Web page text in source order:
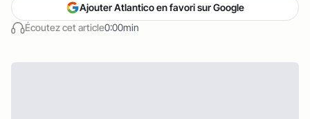
Écoutez cet article0:00min
Ajouter Atlantico en favori sur Google